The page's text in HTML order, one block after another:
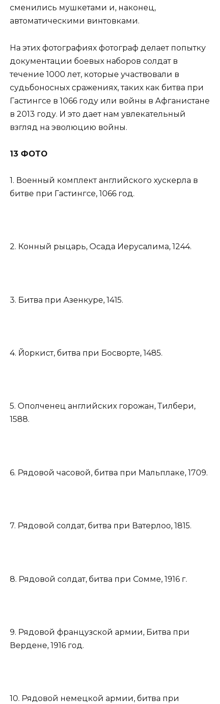
сменились мушкетами и, наконец,
автоматическими винтовками.
На этих фотографиях фотограф делает попытку
документации боевых наборов солдат в
течение 1000 лет, которые участвовали в
судьбоносных сражениях, таких как битва при
Гастингсе в 1066 году или войны в Афганистане
в 2013 году. И это дает нам увлекательный
взгляд на эволюцию войны.
13 ФОТО
1. Военный комплект английского хускерла в
битве при Гастингсе, 1066 год.
2. Конный рыцарь, Осада Иерусалима, 1244.
3. Битва при Азенкуре, 1415.
4. Йоркист, битва при Босворте, 1485.
5. Ополченец английских горожан, Тилбери,
1588.
6. Рядовой часовой, битва при Мальплаке, 1709.
7. Рядовой солдат, битва при Ватерлоо, 1815.
8. Рядовой солдат, битва при Сомме, 1916 г.
9. Рядовой французской армии, Битва при
Вердене, 1916 год.
10. Рядовой немецкой армии, битва при